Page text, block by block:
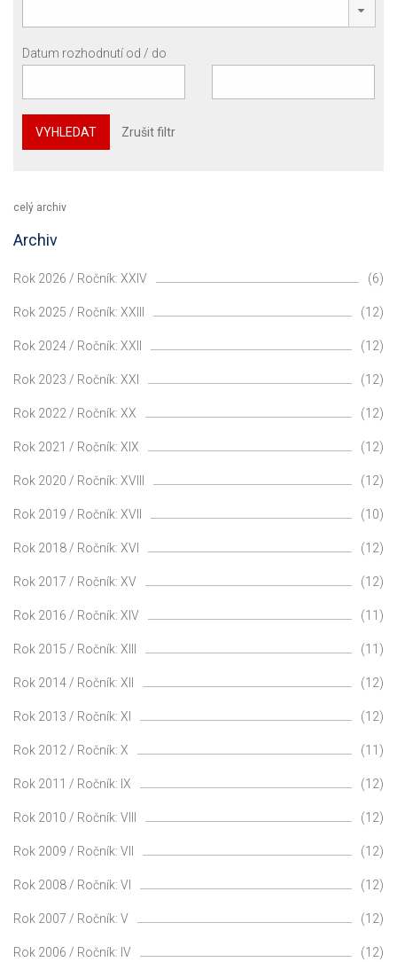
Datum rozhodnutí od / do
VYHLEDAT Zrušit filtr
celý archiv
Archiv
Rok 2026 / Ročník: XXIV (6)
Rok 2025 / Ročník: XXIII (12)
Rok 2024 / Ročník: XXII (12)
Rok 2023 / Ročník: XXI (12)
Rok 2022 / Ročník: XX (12)
Rok 2021 / Ročník: XIX (12)
Rok 2020 / Ročník: XVIII (12)
Rok 2019 / Ročník: XVII (10)
Rok 2018 / Ročník: XVI (12)
Rok 2017 / Ročník: XV (12)
Rok 2016 / Ročník: XIV (11)
Rok 2015 / Ročník: XIII (11)
Rok 2014 / Ročník: XII (12)
Rok 2013 / Ročník: XI (12)
Rok 2012 / Ročník: X (11)
Rok 2011 / Ročník: IX (12)
Rok 2010 / Ročník: VIII (12)
Rok 2009 / Ročník: VII (12)
Rok 2008 / Ročník: VI (12)
Rok 2007 / Ročník: V (12)
Rok 2006 / Ročník: IV (12)